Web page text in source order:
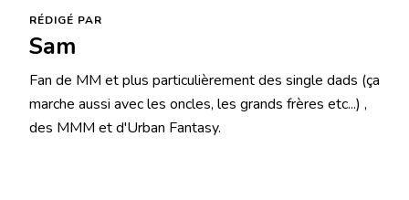
RÉDIGÉ PAR
Sam
Fan de MM et plus particulièrement des single dads (ça
marche aussi avec les oncles, les grands frères etc...) ,
des MMM et d'Urban Fantasy.